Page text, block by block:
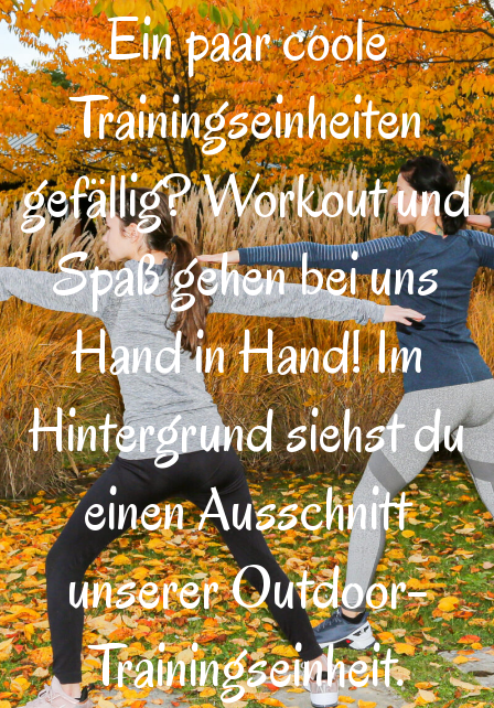
Ein paar coole
Trainingseinheiten
gefällig? Workout und
Spaß gehen bei uns
Hand in Hand! Im
Hintergrund siehst du
einen Ausschnitt
unserer Outdoor-
Trainingseinheit.